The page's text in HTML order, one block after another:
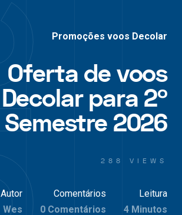
Promoções voos Decolar
Oferta de voos
Decolar para 2º
Semestre 2026
288 VIEWS
Autor
Wes
Comentários
0 Comentários
Leitura
4 Minutos